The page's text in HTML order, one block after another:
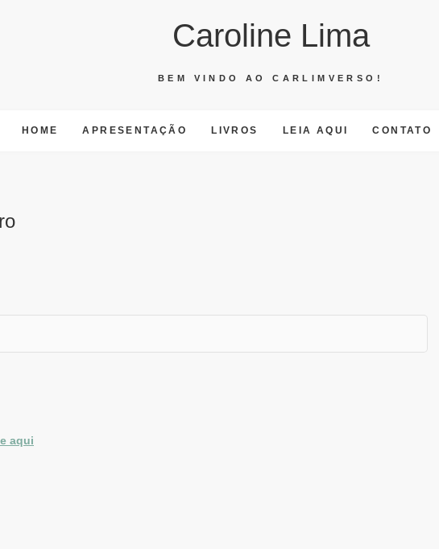
Caroline Lima
BEM VINDO AO CARLIMVERSO!
HOME APRESENTAÇÃO LIVROS LEIA AQUI CONTATO
aqui